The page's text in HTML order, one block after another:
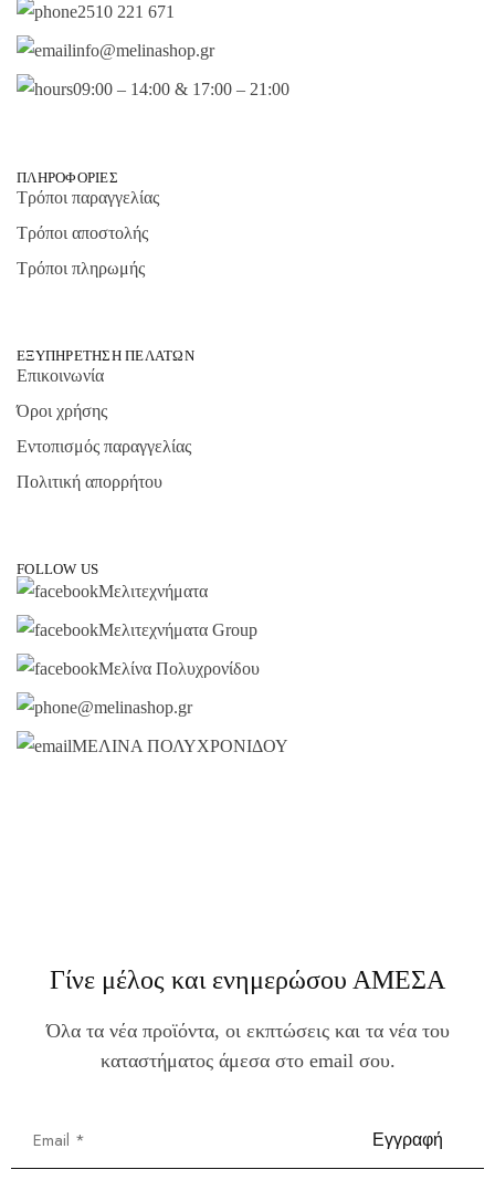
2510 221 671
info@melinashop.gr
09:00 – 14:00 & 17:00 – 21:00
ΠΛΗΡΟΦΟΡΊΕΣ
Τρόποι παραγγελίας
Τρόποι αποστολής
Τρόποι πληρωμής
ΕΞΥΠΗΡΈΤΗΣΗ ΠΕΛΑΤΏΝ
Επικοινωνία
Όροι χρήσης
Εντοπισμός παραγγελίας
Πολιτική απορρήτου
FOLLOW US
Μελιτεχνήματα
Μελιτεχνήματα Group
Μελίνα Πολυχρονίδου
@melinashop.gr
ΜΕΛΙΝΑ ΠΟΛΥΧΡΟΝΙΔΟΥ
Γίνε μέλος και ενημερώσου ΑΜΕΣΑ
Όλα τα νέα προϊόντα, οι εκπτώσεις και τα νέα του
καταστήματος άμεσα στο email σου.